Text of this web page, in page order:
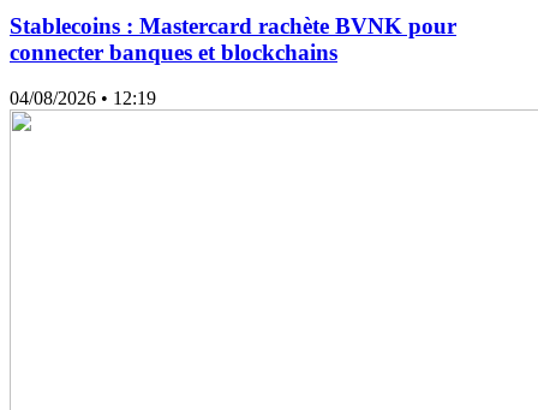
Stablecoins : Mastercard rachète BVNK pour
connecter banques et blockchains
04/08/2026 • 12:19